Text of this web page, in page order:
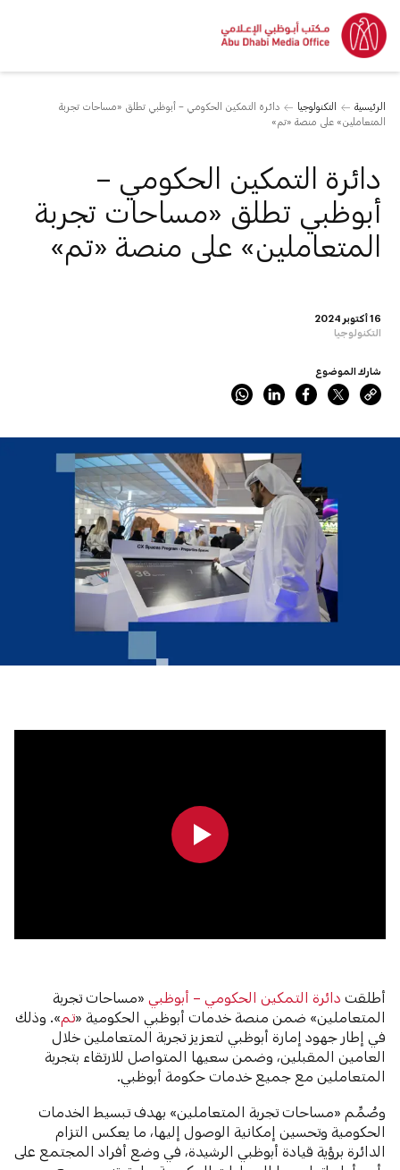
الرئيسية التكنولوجيا
دائرة التمكين الحكومي – أبوظبي تطلق «مساحات تجربة
المتعاملين» على منصة «تم»
16 أكتوبر 2024
التكنولوجيا
دائرة التمكين الحكومي –
أبوظبي تطلق «مساحات تجربة
المتعاملين» على منصة «تم»
شارك الموضوع
أطلقتدائرة التمكين الحكومي – أبوظبي «مساحات تجربة
المتعاملين» ضمن منصة خدمات أبوظبي الحكومية «تم». وذلك
في إطار جهود إمارة أبوظبي لتعزيز تجربة المتعاملين خلال
العامين المقبلين، وضمن سعيها المتواصل للارتقاء بتجربة
المتعاملين مع جميع خدمات حكومة أبوظبي.
وصُمِّم «مساحات تجربة المتعاملين» بهدف تبسيط الخدمات
الحكومية وتحسين إمكانية الوصول إليها، ما يعكس التزام
الدائرة برؤية قيادة أبوظبي الرشيدة، في وضع أفراد المجتمع على